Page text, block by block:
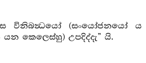
විනිබන්‍ධයෝ (සංයෝජනයෝ ය
කෙලෙස්හු) උපදිද්දැ” යි.